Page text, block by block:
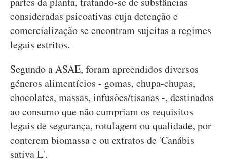
consideradas psicoativas cuja detenção e
comercialização se encontram sujeitas a regimes
legais estritos.
Segundo a ASAE, foram apreendidos diversos
géneros alimentícios - gomas, chupa-chupas,
chocolates, massas, infusões/tisanas -, destinados
ao consumo que não cumpriam os requisitos
legais de segurança, rotulagem ou qualidade, por
conterem biomassa e ou extratos de 'Canábis
sativa L'.